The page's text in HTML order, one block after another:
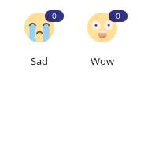
0
Sad
0
Wow